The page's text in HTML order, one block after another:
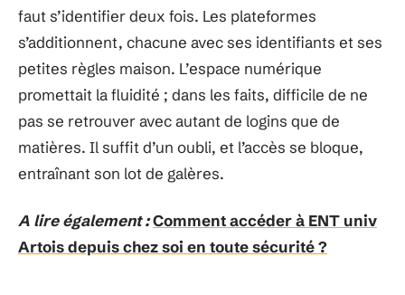
faut s’identifier deux fois. Les plateformes
s’additionnent, chacune avec ses identifiants et ses
petites règles maison. L’espace numérique
promettait la fluidité ; dans les faits, difficile de ne
pas se retrouver avec autant de logins que de
matières. Il suffit d’un oubli, et l’accès se bloque,
entraînant son lot de galères.
A lire également :Comment accéder à ENT univ
Artois depuis chez soi en toute sécurité ?